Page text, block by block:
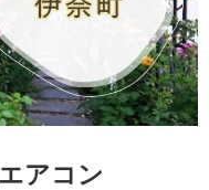
アコン